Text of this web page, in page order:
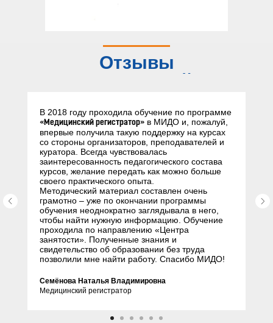
Отзывы
слушателей
В 2018 году проходила обучение по программе
«Медицинский регистратор» в МИДО и, пожалуй,
впервые получила такую поддержку на курсах
со стороны организаторов, преподавателей и
куратора. Всегда чувствовалась
заинтересованность педагогического состава
курсов, желание передать как можно больше
своего практического опыта.
Методический материал составлен очень
грамотно – уже по окончании программы
обучения неоднократно заглядывала в него,
чтобы найти нужную информацию. Обучение
проходила по направлению «Центра
занятости». Полученные знания и
свидетельство об образовании без труда
позволили мне найти работу. Спасибо МИДО!
Семёнова Наталья Владимировна
Медицинский регистратор